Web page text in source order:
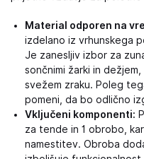
Material odporen na
izdelano iz vrhunskega
Je zanesljiv izbor za
sončnimi žarki in
svežem zraku. Poleg
pomeni, da bo odlično
Vključeni komponenti:
za tende in 1 obrobo,
namestitev. Obroba